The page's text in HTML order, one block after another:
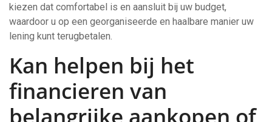
kiezen dat comfortabel is en aansluit bij uw budget,
waardoor u op een georganiseerde en haalbare manier uw
lening kunt terugbetalen.
Kan helpen bij het
financieren van
belangrijke aankopen of